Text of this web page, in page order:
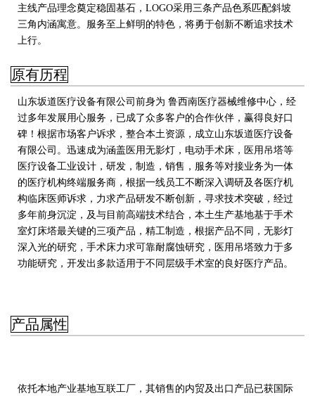
主线产品理念奠定稳固基石，LOGO采用三条产品色系匹配斜坡
三角内涵寓意。服务至上鲜明的特色，将勇于创新不断追求技术
上行。
原有历程
山东坂道医疗设备有限公司前身为 鲁西南医疗器械维修中心，经
过多年发展用心服务，已成了众多客户的合作伙伴，赢得良好口
碑！根据市场客户诉求，整合本土资源，成立山东坂道医疗设备
有限公司。迅速成为涵盖医用无影灯，电动手术床，医用吊塔等
医疗设备工业设计，研发，制造，销售，服务等对接业务为一体
的医疗机构终端服务商， 根据一线员工不断深入调研及各医疗机
构临床医师诉求，力求产品研发不断创新，寻求技术突破，经过
多年前身沉淀，及与目前高端技术结合，本土生产基地基于手术
室灯床塔最关键的三项产品，精工制造，根据产品不同，无影灯
深入光的研究，手术床力求可靠耐腐蚀研究，医用吊塔致力于多
功能研究，开发出多款适用于不同层级手术室的良好医疗产品。
产品属性
依托本地产业基地互联工厂，其销售的内贸及出口产品已获国际